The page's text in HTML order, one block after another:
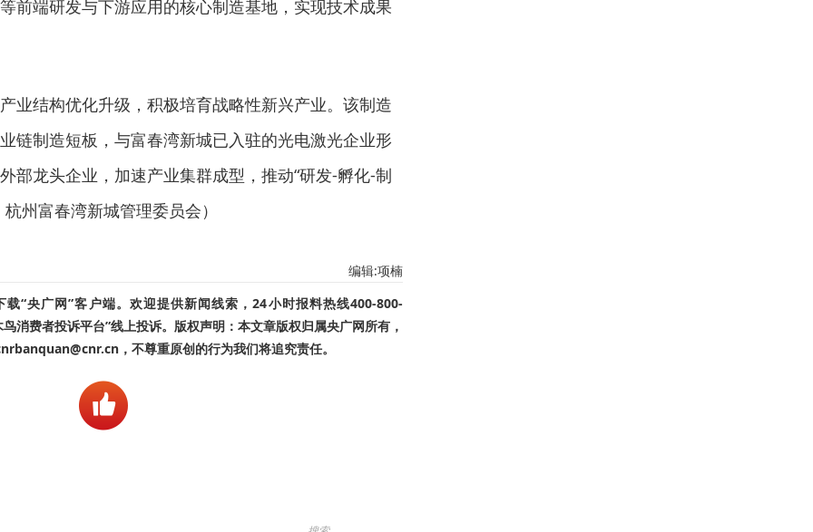
前端研发与下游应用的核心制造基地，实现技术成果
业结构优化升级，积极培育战略性新兴产业。该制造
链制造短板，与富春湾新城已入驻的光电激光企业形
部龙头企业，加速产业集群成型，推动“研发-孵化-制
州富春湾新城管理委员会）
编辑:项楠
“央广网”客户端。欢迎提供新闻线索，24小时报料热线400-800-
消费者投诉平台”线上投诉。版权声明：本文章版权归属央广网所有，
，不尊重原创的行为我们将追究责任。